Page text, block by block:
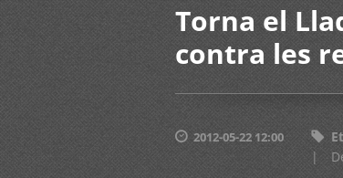
Torna el
contra les
2012-05-22 12:00
|